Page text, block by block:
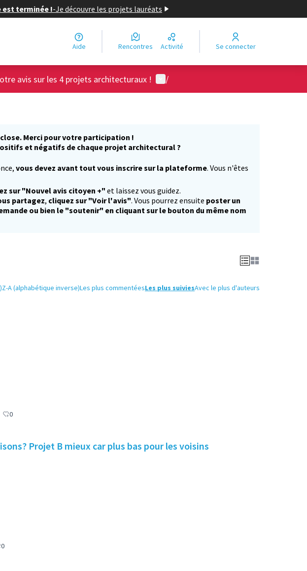
est terminée !-Je découvre les projets lauréats
Aide Rencontres Activité Se connecter
avis sur les 4 projets architecturaux ! Menu utilisateur
/
Merci pour votre participation !
et négatifs de chaque projet architectural ?
vous devez avant tout vous inscrire sur la plateforme. Vous n'êtes
dans un nouvel onglet)
sur "Nouvel avis citoyen +" et laissez vous guidez.
partagez, cliquez sur "Voir l'avis". Vous pourrez ensuite poster un
ou bien le "soutenir" en cliquant sur le bouton du même nom
Z-A (alphabétique inverse)Les plus commentéesLes plus suiviesAvec le plus d'auteurs
0
Projet B mieux car plus bas pour les voisins
0